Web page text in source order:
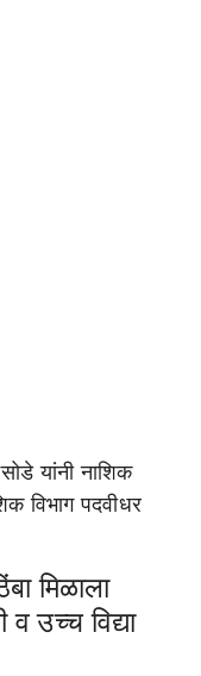
यांनी नाशिक
विभाग पदवीधर
मिळाला
उच्च विद्या